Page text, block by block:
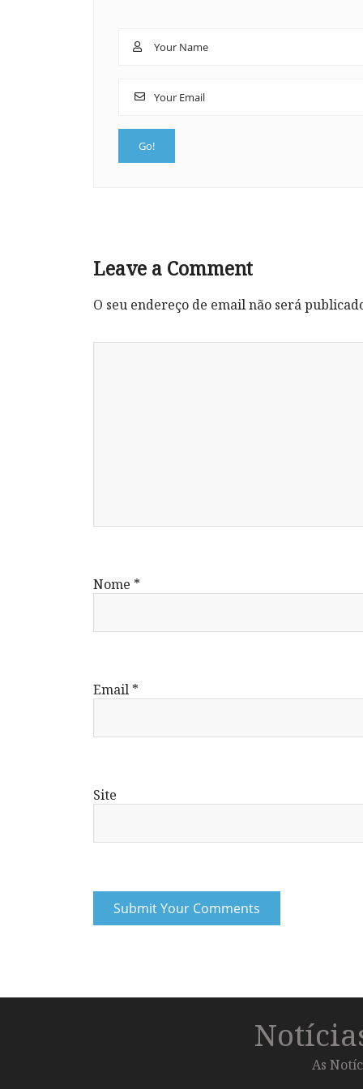
Leave a Comment
O seu endereço de email não será
Nome *
Email *
Site
As